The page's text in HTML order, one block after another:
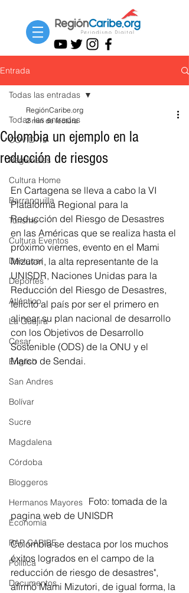
Entrada
Todas las entradas
COVID-19
Regionales
Cultura Home
Barranquilla
Turismo
Cultura Eventos
Destacar
Deportes
Atlántico
La Guajira
Cesar
English
San Andres
Bolívar
Sucre
Magdalena
Córdoba
Bloggeros
Hermanos Mayores
Economía
RAP CARIBE
Política
Documentos
Todas las entradas
Colombia un ejemplo en la
reducción de riesgos
RegiónCaribe.org
2 min de lectura
En Cartagena se lleva a cabo la VI
Plataforma Regional para la
Reducción del Riesgo de Desastres
en las Américas que se realiza hasta el
próximo viernes, evento en el Mami
Mizutori, la alta representante de la
UNISDR, Naciones Unidas para la
Reducción del Riesgo de Desastres,
felicitó al país por ser el primero en
alinear su plan nacional de desarrollo
con los Objetivos de Desarrollo
Sostenible (ODS) de la ONU y el
Marco de Sendai.
                                 Foto: tomada de la
pagina web de UNISDR
Colombia se destaca por los muchos
éxitos logrados en el campo de la
reducción de riesgo de desastres",
afirmó Mami Mizutori, de igual forma, la